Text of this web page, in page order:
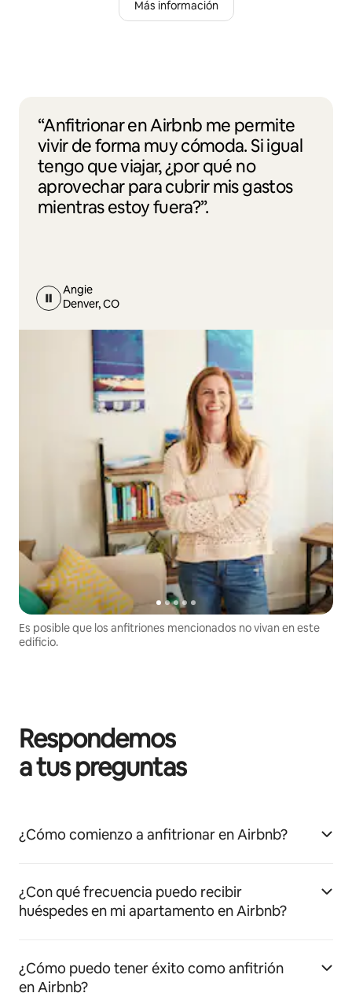
Más información
“Anfitrionar en Airbnb me permite
vivir de forma muy cómoda. Si igual
tengo que viajar, ¿por qué no
aprovechar para cubrir mis gastos
mientras estoy fuera?”.
Angie
Denver, CO
Es posible que los anfitriones mencionados no vivan en este
edificio.
Respondemos
a tus preguntas
¿Cómo comienzo a anfitrionar en Airbnb?
¿Con qué frecuencia puedo recibir
huéspedes en mi apartamento en Airbnb?
¿Cómo puedo tener éxito como anfitrión
en Airbnb?